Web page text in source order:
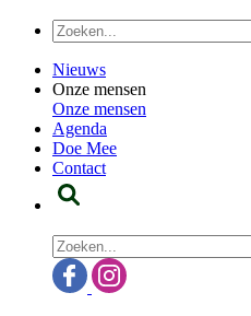
Nieuws
Onze mensen
Onze mensen
Agenda
Doe Mee
Contact